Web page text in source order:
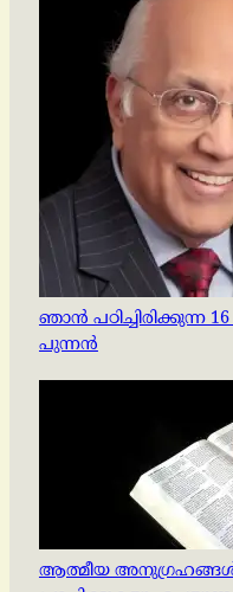
ഞാൻ പഠിച്ചിരിക്കുന്ന
പുന്നൻ
ആത്മീയ